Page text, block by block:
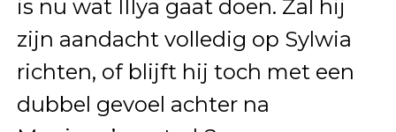
is nu wat IIIya gaat doen. Zal hij
zijn aandacht volledig op Sylwia
richten, of blijft hij toch met een
dubbel gevoel achter na